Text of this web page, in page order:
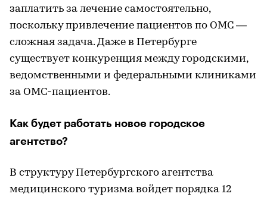
заплатить за лечение самостоятельно,
поскольку привлечение пациентов по ОМС —
сложная задача. Даже в Петербурге
существует конкуренция между городскими,
ведомственными и федеральными клиниками
за ОМС-пациентов.
Как будет работать новое городское
агентство?
В структуру Петербургского агентства
медицинского туризма войдет порядка 12